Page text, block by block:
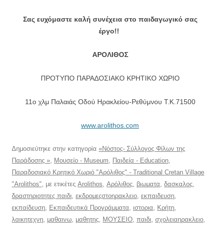
Σας ευχόμαστε καλή συνέχεια στο παιδαγωγικό σας
έργο!!
ΑΡΟΛΙΘΟΣ
ΠΡΟΤΥΠΟ ΠΑΡΑΔΟΣΙΑΚΟ ΚΡΗΤΙΚΟ ΧΩΡΙΟ
11ο χλμ Παλαιάς Οδού Ηρακλείου-Ρεθύμνου T.K.71500
www.arolithos.com
Δημοσιεύτηκε στην κατηγορία «Νόστος- Σύλλογος Φίλων της
Παράδοσης »
Μουσείο - Museum Παιδεία - Education
Παραδοσιακό Κρητικό Χωριό "Αρόλιθος" - Traditional Cretan Village
"Arolithos" , με ετικέτες Arolithos Αρόλιθος βιωματα δασκαλος
δραστηριοτητες παιδι εκδρομεςστοηρακλειο εκπαιδευση
εκπαίδευση
Εκπαιδευτικά Προγράμματα ιστορια Κρήτη
λαικητεχνη μαθαινω μαθητης ΜΟΥΣΕΙΟ παιδι σχολειαηρακλειο